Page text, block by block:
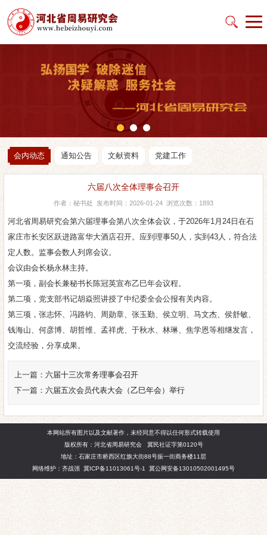
会内动态 通知公告 文献资料 党建工作
六届八次全体理事会召开
作者：秘书处 发布时间：2026-01-24 浏览次数：1893
河北省周易研究会第六届理事会第八次全体会议，于2026年1月24日在石
家庄市长安区跃进路富华大酒店召开。应到理事50人，实到43人，符合法
定人数。监事会数人列席会议。
会议由会长杨永林主持。
第一项，副会长兼秘书长陈冠英宣布乙巳年会议程。
第二项，党支部书记胡焱照讲授了中纪委全会公报有关内容。
第三项，张志怀、冯路钧、周勋章、张玉勤、侯立明、马文杰、侯舒敏、
钱海山、何彦博、胡哲维、孟祥虎、于秋水、林琳、焦学恩等相继发言，
交流经验，分享成果。
上一篇：六届十三次常务理事会召开
下一篇：六届五次会员代表大会（乙巳年会）举行
本网站所有图片以及文献著作，未经同意不得以任何形式转载使用
版权所有：河北省周易研究会 冀民社证字第0120号
地址：石家庄市桥西区红旗大街88号振一街商务楼11层
网络维护：齐战强 冀ICP备11013061号-1 冀公网安备13010502001495号